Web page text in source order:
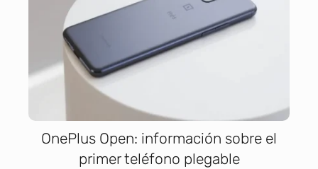
OnePlus Open: información sobre el
primer teléfono plegable